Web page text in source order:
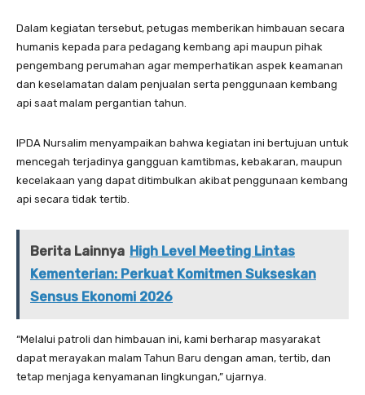
Dalam kegiatan tersebut, petugas memberikan himbauan secara
humanis kepada para pedagang kembang api maupun pihak
pengembang perumahan agar memperhatikan aspek keamanan
dan keselamatan dalam penjualan serta penggunaan kembang
api saat malam pergantian tahun.
IPDA Nursalim menyampaikan bahwa kegiatan ini bertujuan untuk
mencegah terjadinya gangguan kamtibmas, kebakaran, maupun
kecelakaan yang dapat ditimbulkan akibat penggunaan kembang
api secara tidak tertib.
Berita Lainnya High Level Meeting Lintas
Kementerian: Perkuat Komitmen Sukseskan
Sensus Ekonomi 2026
“Melalui patroli dan himbauan ini, kami berharap masyarakat
dapat merayakan malam Tahun Baru dengan aman, tertib, dan
tetap menjaga kenyamanan lingkungan,” ujarnya.